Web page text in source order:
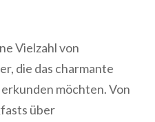
Vielzahl von
die das charmante
möchten. Von
über